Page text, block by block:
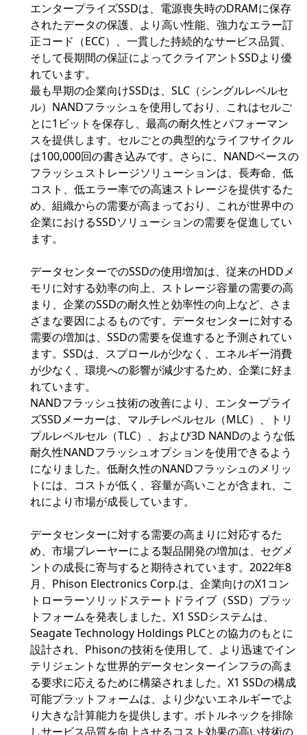
エンタープライズSSDは、電源喪失時のDRAMに保存
されたデータの保護、より高い性能、強力なエラー訂
正コード（ECC）、一貫した持続的なサービス品質、
そして長期間の保証によってクライアントSSDより優
れています。
最も早期の企業向けSSDは、SLC（シングルレベルセ
ル）NANDフラッシュを使用しており、これはセルご
とに1ビットを保存し、最高の耐久性とパフォーマン
スを提供します。セルごとの典型的なライフサイクル
は100,000回の書き込みです。さらに、NANDベースの
フラッシュストレージソリューションは、長寿命、低
コスト、低エラー率での高速ストレージを提供するた
め、組織からの需要が高まっており、これが世界中の
企業におけるSSDソリューションの需要を促進してい
ます。
データセンターでのSSDの使用増加は、従来のHDDメ
モリに対する効率の向上、ストレージ容量の需要の高
まり、企業のSSDの耐久性と効率性の向上など、さま
ざまな要因によるものです。データセンターに対する
需要の増加は、SSDの需要を促進すると予測されてい
ます。SSDは、スプロールが少なく、エネルギー消費
が少なく、環境への影響が減少するため、企業に好ま
れています。
NANDフラッシュ技術の改善により、エンタープライ
ズSSDメーカーは、マルチレベルセル（MLC）、トリ
プルレベルセル（TLC）、および3D NANDのような低
耐久性NANDフラッシュオプションを使用できるよう
になりました。低耐久性のNANDフラッシュのメリッ
トには、コストが低く、容量が高いことが含まれ、こ
れにより市場が成長しています。
データセンターに対する需要の高まりに対応するた
め、市場プレーヤーによる製品開発の増加は、セグメ
ントの成長に寄与すると期待されています。2022年8
月、Phison Electronics Corp.は、企業向けのX1コン
トローラーソリッドステートドライブ（SSD）プラッ
トフォームを発表しました。X1 SSDシステムは、
Seagate Technology Holdings PLCとの協力のもとに
設計され、Phisonの技術を使用して、より迅速でイン
テリジェントな世界的データセンターインフラの高ま
る要求に応えるために構築されました。X1 SSDの構成
可能プラットフォームは、より少ないエネルギーでよ
り大きな計算能力を提供します。ボトルネックを排除
しサービス品質を向上させるコスト効果の高い技術の